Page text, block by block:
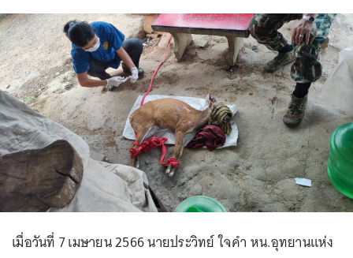
เมื่อวันที่ 7 เมษายน 2566 นายประวิทย์ ใจคำ หน.อุทยานแห่ง